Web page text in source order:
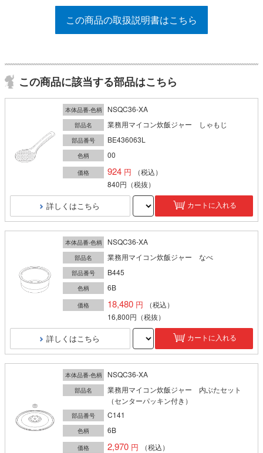
この商品の取扱説明書はこちら
この商品に該当する部品はこちら
本体品番-色柄 NSQC36-XA
部品名 業務用マイコン炊飯ジャー しゃもじ
部品番号 BE436063L
色柄 00
価格 924
（税込）
840円 （税抜）
詳しくはこちら カートに入れる
本体品番-色柄 NSQC36-XA
部品名 業務用マイコン炊飯ジャー なべ
部品番号 B445
色柄 6B
価格 18,480
（税込）
16,800円 （税抜）
詳しくはこちら カートに入れる
本体品番-色柄 NSQC36-XA
部品名
業務用マイコン炊飯ジャー 内ぶたセット
（センターパッキン付き）
部品番号 C141
色柄 6B
価格 2,970
（税込）